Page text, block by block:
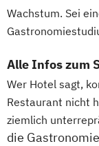
Wachstum. Sei
Alle Infos zum
Wer Hotel sagt,
Restaurant nicht
ziemlich
die